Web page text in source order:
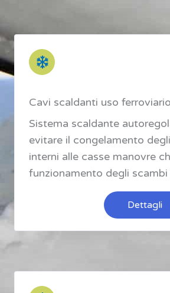
Cavi scaldanti uso ferroviario
Sistema scaldante
evitare il congelamento
interni alle casse manovre
funzionamento degli scambi
Dettagli